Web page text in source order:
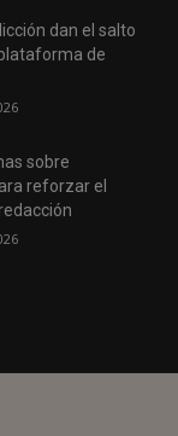
dan el salto
de
sobre
reforzar el